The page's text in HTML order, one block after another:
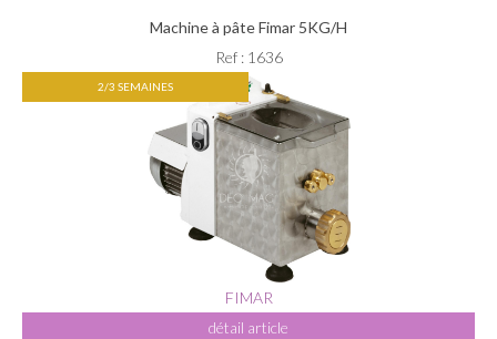
Machine à pâte Fimar 5KG/H
Ref : 1636
2/3 SEMAINES
FIMAR
détail article